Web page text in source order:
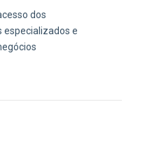
dos
especializados e